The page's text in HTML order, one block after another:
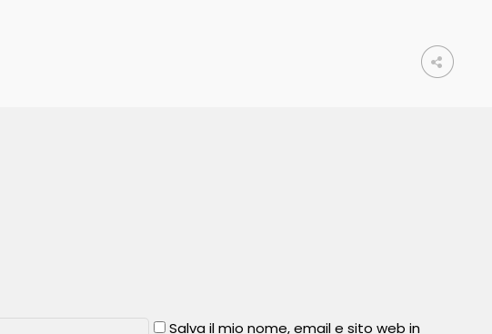
Salva il mio nome, email e sito web in